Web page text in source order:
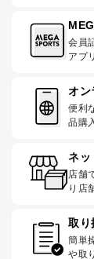
会員
アプ
オン
便利
品購
ネッ
店舗
り店
取り
簡単
や取